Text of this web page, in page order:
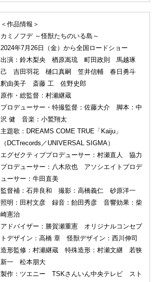
＜作品情報＞
カミノフデ ～怪獣たちのいる島～
2024年7月26日（金）から全国ロードショー
出演：鈴木梨央 楢原嵩琉 町田政則 馬越琢
己 吉田羽花 樋口真嗣 笠井信輔 春日勇斗
釈由美子 斎藤 工 佐野史郎
原作・総監督：村瀬継蔵
プロデューサー・特撮監督：佐藤大介 脚本：中
沢 健 音楽：小鷲翔太
主題歌：DREAMS COME TRUE「Kaiju」
（DCTrecords／UNIVERSAL SIGMA）
エグゼクティブプロデューサー：村瀬直人 協力
プロデューサー：八木欣也 アソシエイトプロデ
ューサー：牛田直美
監督補：石井良和 撮影：高橋義仁 砂原洋一
照明：田村文彦 録音：飴田秀彦 音響効果：柴
崎憲治
アドバイザー：勝賀瀬重憲 オリジナルコンセプ
トデザイン：高橋 章 怪獣デザイン：西川伸司
造形監修：村瀬継蔵 特殊造形：村瀬文継 若狭
新一 松本朋大
製作：ツエニー TSKさんいん中央テレビ スト